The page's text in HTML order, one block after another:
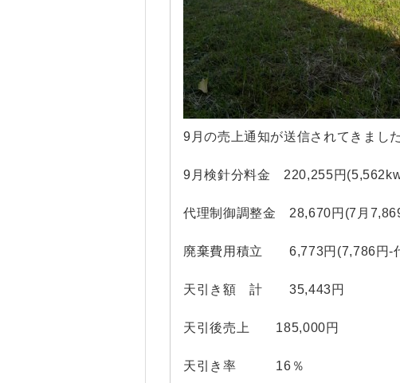
9月の売上通知が送信されてきました
9月検針分料金 220,255円
代理制御調整金 28,670円(7月
廃棄費用積立 6,773円(7,786円-代
天引き額 計 35,443円
天引後売上 185,000円
天引き率 16％